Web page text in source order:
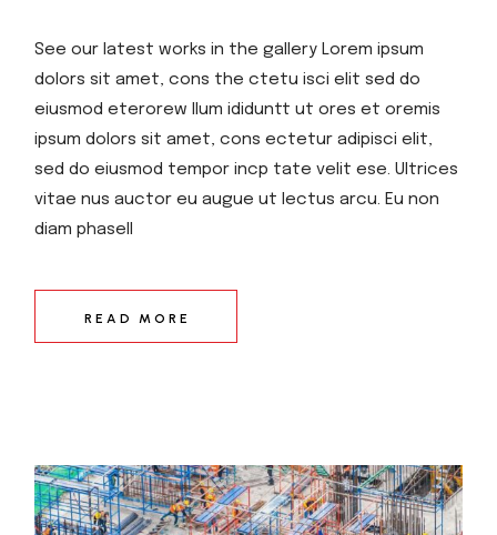
See our latest works in the gallery Lorem ipsum
dolors sit amet, cons the ctetu isci elit sed do
eiusmod eterorew llum ididuntt ut ores et oremis
ipsum dolors sit amet, cons ectetur adipisci elit,
sed do eiusmod tempor incp tate velit ese. Ultrices
vitae nus auctor eu augue ut lectus arcu. Eu non
diam phasell
READ MORE